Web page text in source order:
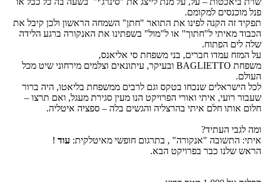
פנל מוכנסים למקומם.
תפקיד זה הקנה לפינו את התואר "חתן" השמחה הראשון ולכן קיבל את
הכבוד מאיתי ל"חתוך" או ל"מול" בשפתינו את האנקורה ברגע הלידה
שלה לים הפתוח.
על המזח עמדו חברים, בני משפחת סי אליאנס,
משפחת BAGLIETTO ובעיקר, עיתונאים וצלמים מירחוני שיט מכל
העולם.
לכל הישראלים שנכחו בטקס וגם לרבים ממשפחת בליאטו, היה ברור
שעבור רועי, איתי ואורי הפרויקט הנו מעין סגירת מעגל, ואם תרצו –
חלום אותו חלם איתי בהרצליה והגשים בלה – ספציה איטליה.
ומה לגבי העתיד?
איתי: התשובה "אנקורה" , בתרגום חופשי מאיטלקית: עוד !
הראש שלנו כבר בפרויקט הבא.